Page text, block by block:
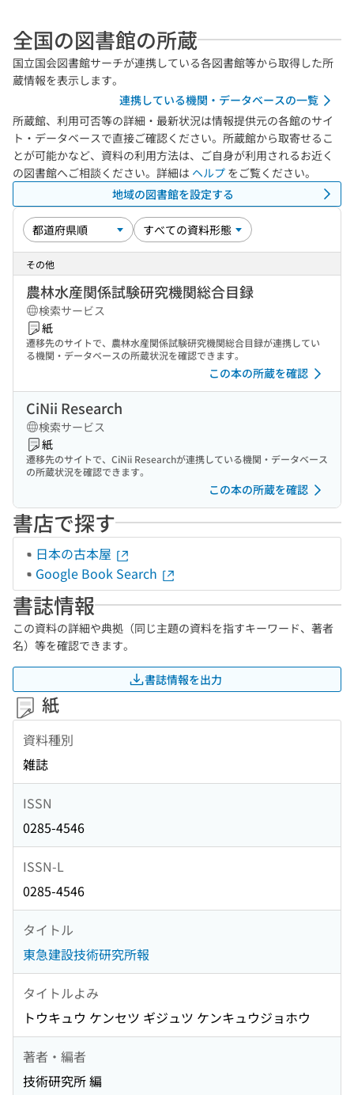
全国の図書館の所蔵
国立国会図書館サーチが連携している各図書館等から取得した所
蔵情報を表示します。
連携している機関・データベースの一覧
所蔵館、利用可否等の詳細・最新状況は情報提供元の各館のサイ
ト・データベースで直接ご確認ください。所蔵館から取寄せるこ
とが可能かなど、資料の利用方法は、ご自身が利用されるお近く
の図書館へご相談ください。詳細は ヘルプ をご覧ください。
地域の図書館を設定する
その他
農林水産関係試験研究機関総合目録
検索サービス
紙
遷移先のサイトで、農林水産関係試験研究機関総合目録が連携してい
る機関・データベースの所蔵状況を確認できます。
この本の所蔵を確認
CiNii Research
検索サービス
紙
遷移先のサイトで、CiNii Researchが連携している機関・データベース
の所蔵状況を確認できます。
この本の所蔵を確認
書店で探す
日本の古本屋
Google Book Search
書誌情報
この資料の詳細や典拠（同じ主題の資料を指すキーワード、著者
名）等を確認できます。
書誌情報を出力
紙
資料種別
雑誌
ISSN
0285-4546
ISSN-L
0285-4546
タイトル
東急建設技術研究所報
タイトルよみ
トウキュウ ケンセツ ギジュツ ケンキュウジョホウ
著者・編者
技術研究所 編